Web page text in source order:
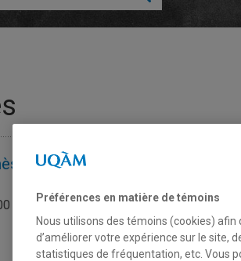
poste 2643
Préférences en matière de témoins
Nous utilisons des témoins (cookies)
d’améliorer votre expérience sur le site,
statistiques de fréquentation, etc. Vous